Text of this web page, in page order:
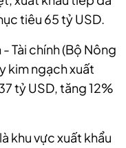
tiêu 65 tỷ USD.
Tài chính (Bộ Nông
kim ngạch xuất
tỷ USD, tăng 12%
khu vực xuất khẩu